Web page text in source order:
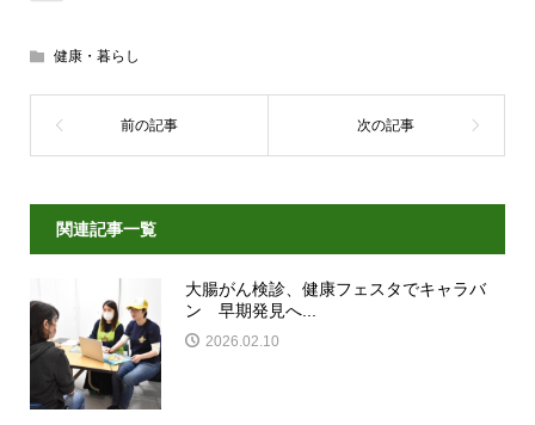
健康・暮らし
関連記事一覧
大腸がん検診、健康フェスタでキャラバ
ン 早期発見へ...
2026.02.10